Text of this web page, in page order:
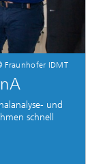
Fraunhofer IDMT
und
schnell